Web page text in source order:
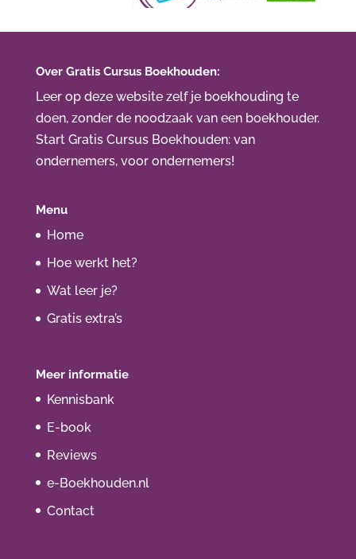
Over Gratis Cursus Boekhouden:
Leer op deze website zelf je boekhouding te
doen, zonder de noodzaak van een boekhouder.
Start Gratis Cursus Boekhouden: van
ondernemers, voor ondernemers!
Menu
Home
Hoe werkt het?
Wat leer je?
Gratis extra’s
Meer informatie
Kennisbank
E-book
Reviews
e-Boekhouden.nl
Contact